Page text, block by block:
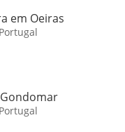
em Oeiras